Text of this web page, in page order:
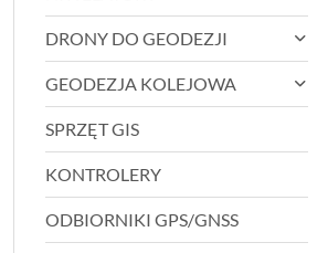
DRONY DO GEODEZJI
GEODEZJA KOLEJOWA
SPRZĘT GIS
KONTROLERY
ODBIORNIKI GPS/GNSS